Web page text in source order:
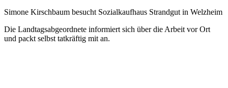
Simone Kirschbaum besucht Sozialkaufhaus Strandgut in Welzheim
Die Landtagsabgeordnete informiert sich über die Arbeit vor Ort
und packt selbst tatkräftig mit an.